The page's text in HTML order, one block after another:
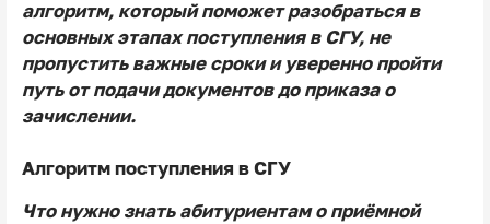
алгоритм, который поможет разобраться в
основных этапах поступления в СГУ, не
пропустить важные сроки и уверенно пройти
путь от подачи документов до приказа о
зачислении.
Алгоритм поступления в СГУ
Что нужно знать абитуриентам о приёмной